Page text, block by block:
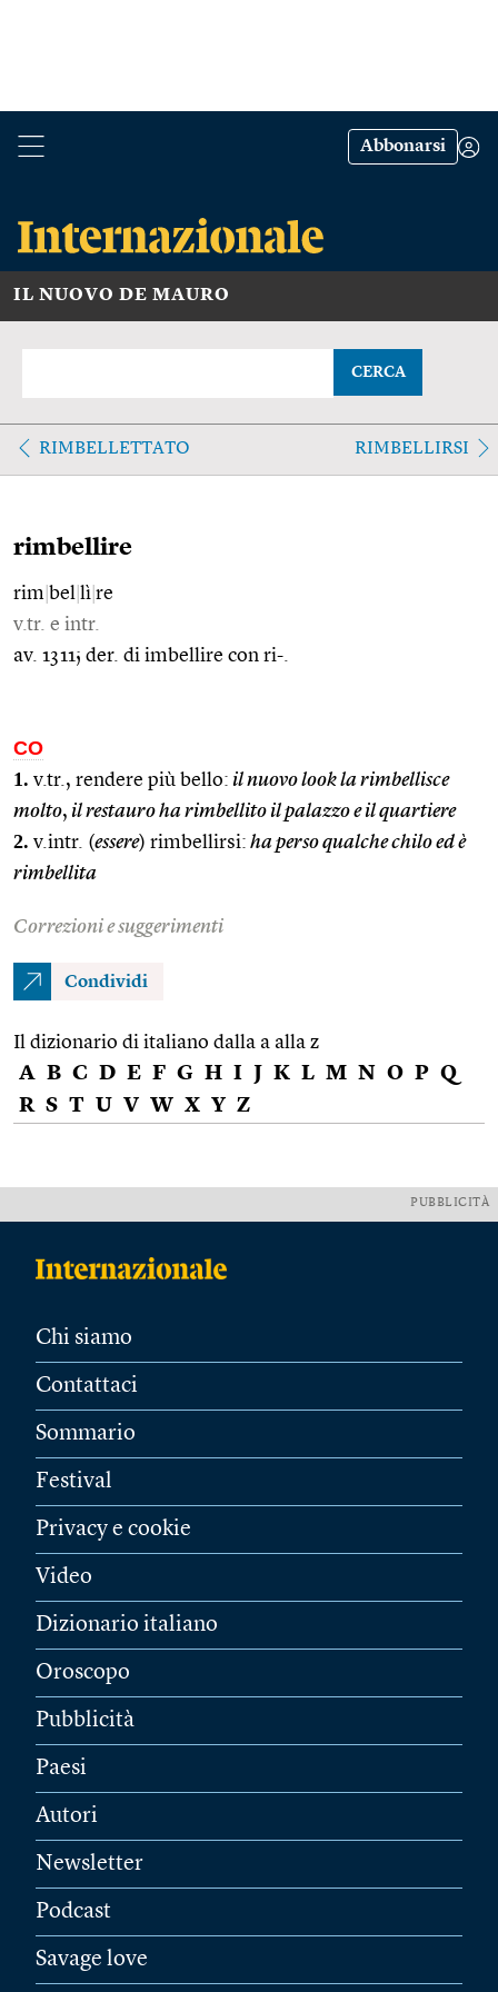
Abbonarsi
IL NUOVO DE MAURO
CERCA
RIMBELLETTATO RIMBELLIRSI
rimbellire
rim bel lì re
v.tr. e intr.
av. 1311; der. di imbellire con ri-.
CO
1. v.tr., rendere più bello: il nuovo look la rimbellisce
molto, il restauro ha rimbellito il palazzo e il quartiere
2. v.intr. (essere) rimbellirsi: ha perso qualche chilo ed è
rimbellita
Correzioni e suggerimenti
Condividi
Il dizionario di italiano dalla a alla z
A B C D E F G H I J K L M N O P Q
R S T U V W X Y Z
PUBBLICITÀ
Chi siamo
Contattaci
Sommario
Festival
Privacy e cookie
Video
Dizionario italiano
Oroscopo
Pubblicità
Paesi
Autori
Newsletter
Podcast
Savage love